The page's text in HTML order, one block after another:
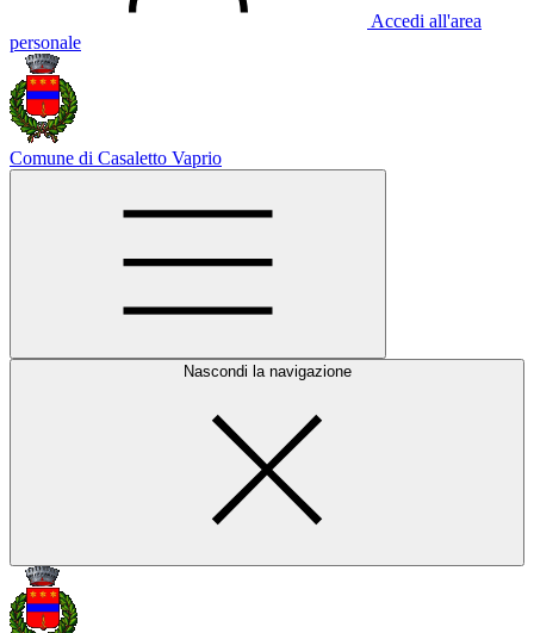
Accedi all'area
personale
Comune di Casaletto Vaprio
Nascondi la navigazione